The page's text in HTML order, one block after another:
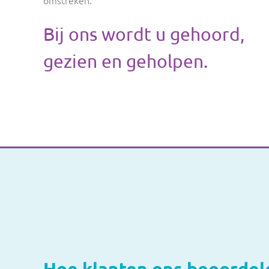
Bij ons wordt u gehoord,
gezien en geholpen.